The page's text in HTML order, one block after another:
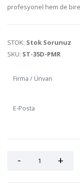
profesyonel hem de
STOK: Stok Sorunuz
SKU: ST-35D-PMR